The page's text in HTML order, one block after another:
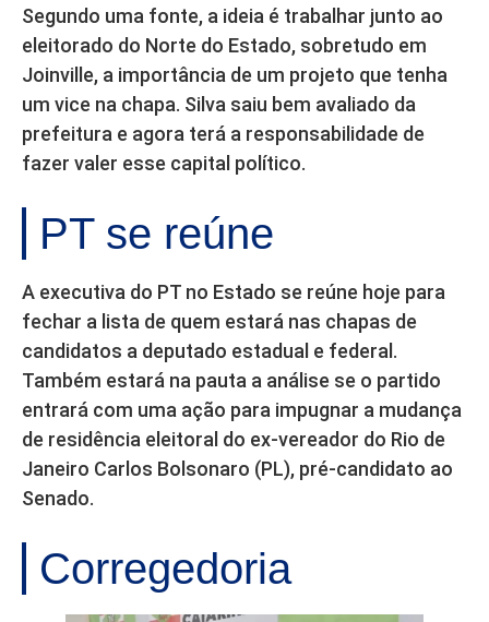
Segundo uma fonte, a ideia é trabalhar junto ao
eleitorado do Norte do Estado, sobretudo em
Joinville, a importância de um projeto que tenha
um vice na chapa. Silva saiu bem avaliado da
prefeitura e agora terá a responsabilidade de
fazer valer esse capital político.
PT se reúne
A executiva do PT no Estado se reúne hoje para
fechar a lista de quem estará nas chapas de
candidatos a deputado estadual e federal.
Também estará na pauta a análise se o partido
entrará com uma ação para impugnar a mudança
de residência eleitoral do ex-vereador do Rio de
Janeiro Carlos Bolsonaro (PL), pré-candidato ao
Senado.
Corregedoria